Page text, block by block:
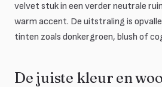
velvet stuk in een verder neutrale
warm accent. De uitstraling is
tinten zoals donkergroen, blush of
De juiste kleur en